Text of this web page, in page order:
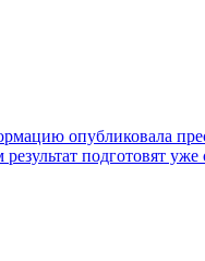
опубликовала
подготовят